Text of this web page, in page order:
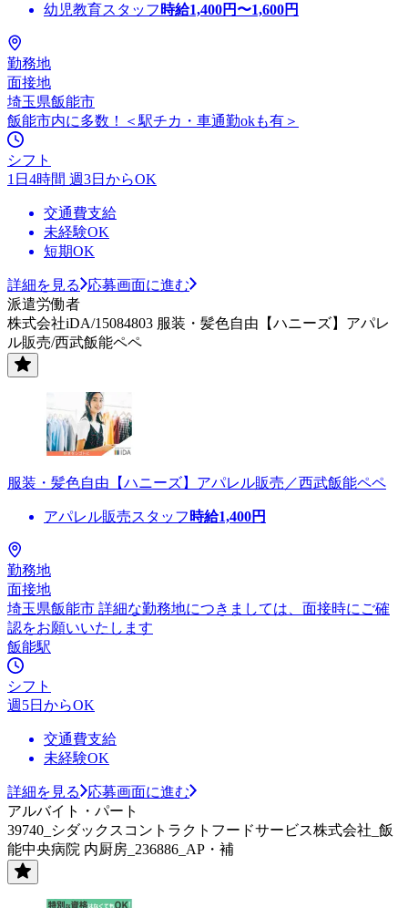
幼児教育スタッフ 時給1,400円〜1,600円
勤務地
面接地
埼玉県飯能市
飯能市内に多数！＜駅チカ・車通勤okも有＞
シフト
1日4時間 週3日からOK
交通費支給
未経験OK
短期OK
詳細を見る
応募画面に進む
派遣労働者
株式会社iDA/15084803 服装・髪色自由【ハニーズ】アパレ
ル販売/西武飯能ペペ
服装・髪色自由【ハニーズ】アパレル販売／西武飯能ペペ
アパレル販売スタッフ 時給1,400円
勤務地
面接地
埼玉県飯能市 詳細な勤務地につきましては、面接時にご確
認をお願いいたします
飯能駅
シフト
週5日からOK
交通費支給
未経験OK
詳細を見る
応募画面に進む
アルバイト・パート
39740_シダックスコントラクトフードサービス株式会社_飯
能中央病院 内厨房_236886_AP・補